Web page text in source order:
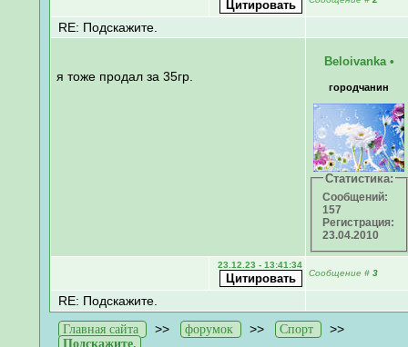
RE: Подскажите.
я тоже продал за 35гр.
Beloivanka •
городчанин
Статистика:
Сообщений:
157
Регистрация:
23.04.2010
23.12.23 - 13:41:34
Сообщение # 3
RE: Подскажите.
Главная сайта >> форумок >> Спорт >>
Подскажите.